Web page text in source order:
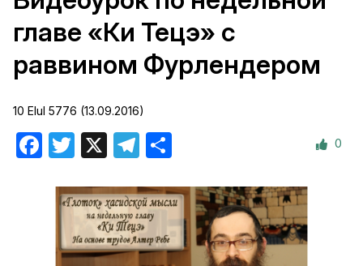
главе «Ки Тецэ» с
раввином Фурлендером
10 Elul 5776 (13.09.2016)
Facebook
Twitter Telegram 0